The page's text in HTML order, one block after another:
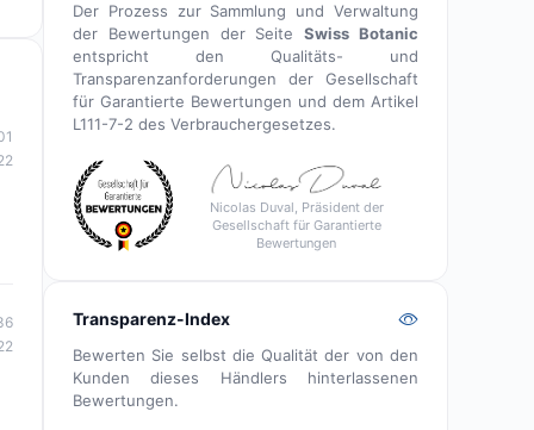
Der Prozess zur Sammlung und Verwaltung
der Bewertungen der SeiteSwiss Botanic
entspricht den Qualitäts- und
Transparenzanforderungen der Gesellschaft
für Garantierte Bewertungen und dem Artikel
L111-7-2 des Verbrauchergesetzes.
Nicolas Duval, Präsident der
Gesellschaft für Garantierte
Bewertungen
Transparenz-Index
Bewerten Sie selbst die Qualität der von den
Kunden dieses Händlers hinterlassenen
Bewertungen.